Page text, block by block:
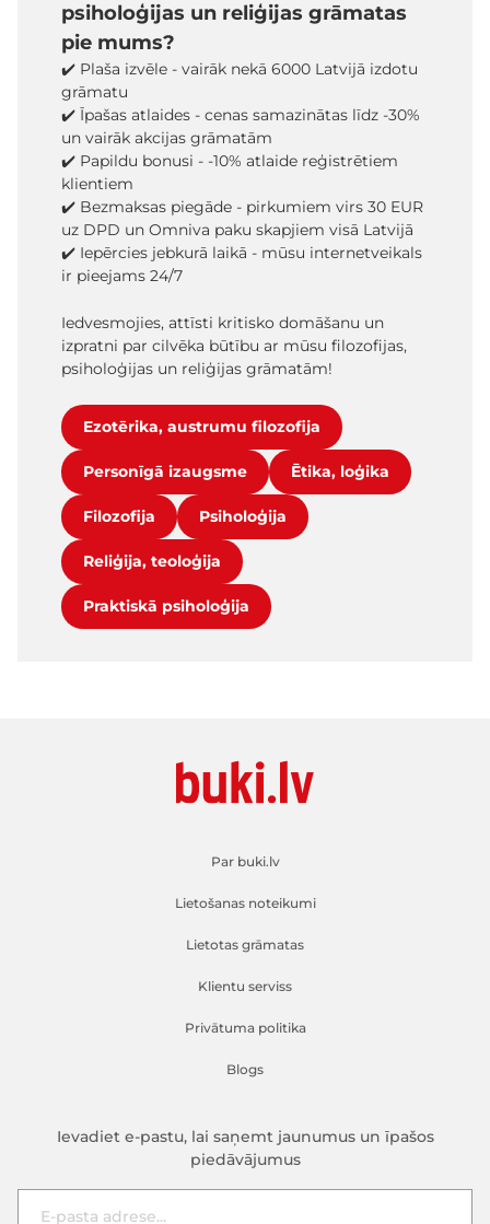
psiholoģijas un reliģijas grāmatas
pie mums?
✔️ Plaša izvēle - vairāk nekā 6000 Latvijā izdotu
grāmatu
✔️ Īpašas atlaides - cenas samazinātas līdz -30%
un vairāk akcijas grāmatām
✔️ Papildu bonusi - -10% atlaide reģistrētiem
klientiem
✔️ Bezmaksas piegāde - pirkumiem virs 30 EUR
uz DPD un Omniva paku skapjiem visā Latvijā
✔️ Iepērcies jebkurā laikā - mūsu internetveikals
ir pieejams 24/7
Iedvesmojies, attīsti kritisko domāšanu un
izpratni par cilvēka būtību ar mūsu filozofijas,
psiholoģijas un reliģijas grāmatām!
Ezotērika, austrumu filozofija
Personīgā izaugsme Ētika, loģika
Filozofija Psiholoģija
Reliģija, teoloģija
Praktiskā psiholoģija
Par buki.lv
Lietošanas noteikumi
Lietotas grāmatas
Klientu serviss
Privātuma politika
Blogs
Ievadiet e-pastu, lai saņemt jaunumus un īpašos
piedāvājumus